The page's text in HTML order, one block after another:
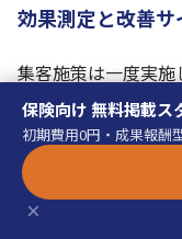
効果測定と改善サ
集客施策は一度実
継続的に改善するこ
以下のとおりです。
チャネル別CPL（
保険向け 無料掲載ス
初期費用0円・成果報酬
×